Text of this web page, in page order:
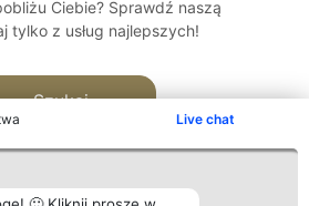
Live chat
Ciebie? Sprawdź naszą
tylko z usług najlepszych!
Szukaj